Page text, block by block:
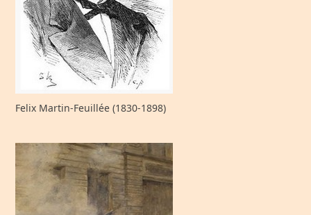
Felix Martin-Feuillée (1830-1898)